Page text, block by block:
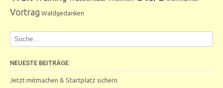
Vortrag Waldgedanken
NEUESTE BEITRÄGE
Jetzt mitmachen & Startplatz sichern